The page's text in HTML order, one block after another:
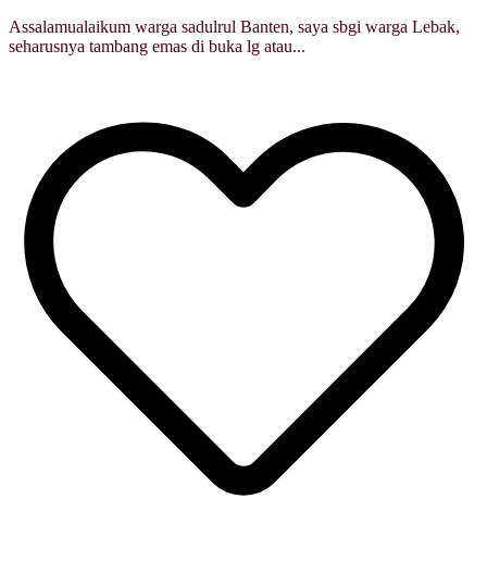
Assalamualaikum warga sadulrul Banten, saya sbgi warga Lebak,
seharusnya tambang emas di buka lg atau...